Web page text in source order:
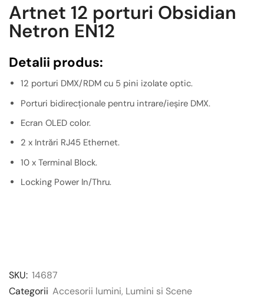
Artnet 12 porturi Obsidian
Netron EN12
Detalii produs:
12 porturi DMX/RDM cu 5 pini izolate optic.
Porturi bidirecționale pentru intrare/ieșire DMX.
Ecran OLED color.
2 x Intrări RJ45 Ethernet.
10 x Terminal Block.
Locking Power In/Thru.
SKU: 14687
Categorii Accesorii lumini, Lumini si Scene